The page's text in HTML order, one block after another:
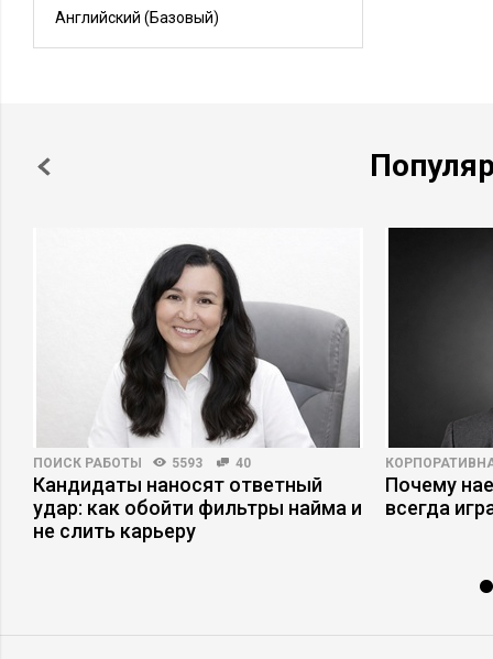
Английский (Базовый)
ПОИСК РАБОТЫ 5593 40
Кандидаты наносят ответный
удар: как обойти фильтры найма и
не слить карьеру
Почему
всегда